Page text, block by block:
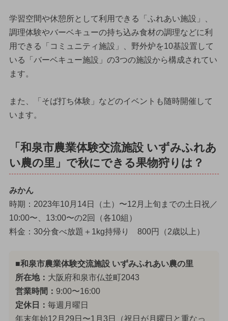
学習空間や休憩所として利用できる「ふれあい施設」、
調理体験やバーベキューの持ち込み食材の調理などに利
用できる「コミュニティ施設」、野外炉を10基設置して
いる「バーベキュー施設」の3つの施設から構成されてい
ます。
また、「そば打ち体験」などのイベントも随時開催して
います。
「和泉市農業体験交流施設 いずみふれあ
い農の里」で秋にできる果物狩りは？
みかん
時期：2023年10月14日（土）〜12月上旬までの土日祝／
10:00〜、13:00〜の2回（各10組）
料金：30分食べ放題＋1kg持帰り 800円（2歳以上）
■和泉市農業体験交流施設 いずみふれあい農の里
所在地： 大阪府和泉市仏並町2043
営業時間： 9:00〜16:00
定休日： 毎週月曜日
年末年始12月29日〜1月3日（祝日が月曜日と重なっ